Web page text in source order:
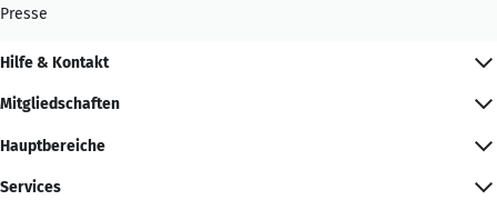
Presse
Hilfe & Kontakt
Mitgliedschaften
Hauptbereiche
Services